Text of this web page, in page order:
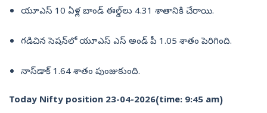
యూఎస్‌ 10 ఏళ్ల బాండ్‌ ఈల్డ్‌లు 4.31 శాతానికి చేరాయి.
గడిచిన సెషన్‌లో యూఎస్‌ ఎస్‌ అండ్‌ పీ 1.05 శాతం పెరిగింది.
నాస్‌డాక్‌ 1.64 శాతం పుంజుకుంది.
Today Nifty position 23-04-2026(time: 9:45 am)